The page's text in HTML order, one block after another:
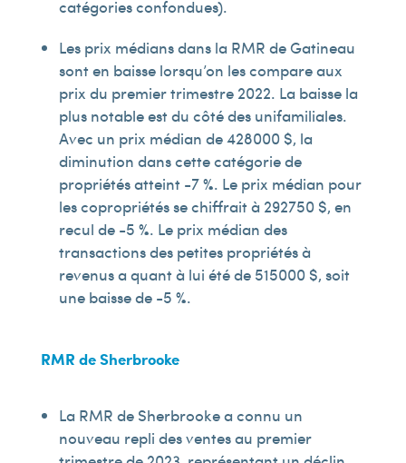
catégories confondues).
Les prix médians dans la RMR de Gatineau
sont en baisse lorsqu’on les compare aux
prix du premier trimestre 2022. La baisse la
plus notable est du côté des unifamiliales.
Avec un prix médian de 428 000 $, la
diminution dans cette catégorie de
propriétés atteint -7 %. Le prix médian pour
les copropriétés se chiffrait à 292 750 $, en
recul de -5 %. Le prix médian des
transactions des petites propriétés à
revenus a quant à lui été de 515 000 $, soit
une baisse de -5 %.
RMR de Sherbrooke
La RMR de Sherbrooke a connu un
nouveau repli des ventes au premier